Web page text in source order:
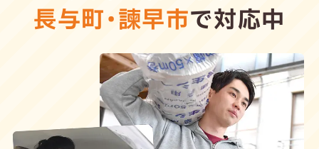
長与町・諫早市で対応中